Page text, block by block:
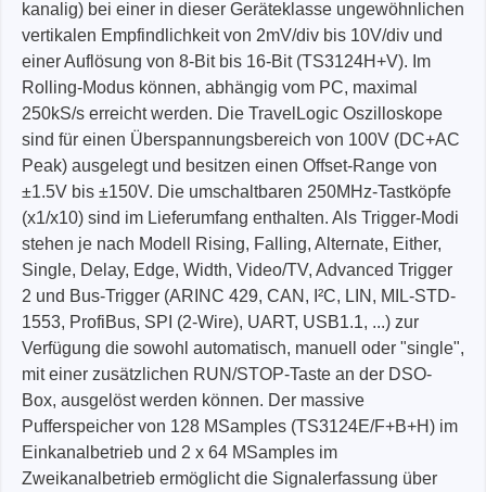
kanalig) bei einer in dieser Geräteklasse ungewöhnlichen
vertikalen Empfindlichkeit von 2mV/div bis 10V/div und
einer Auflösung von 8-Bit bis 16-Bit (TS3124H+V). Im
Rolling-Modus können, abhängig vom PC, maximal
250kS/s erreicht werden. Die TravelLogic Oszilloskope
sind für einen Überspannungsbereich von 100V (DC+AC
Peak) ausgelegt und besitzen einen Offset-Range von
±1.5V bis ±150V. Die umschaltbaren 250MHz-Tastköpfe
(x1/x10) sind im Lieferumfang enthalten. Als Trigger-Modi
stehen je nach Modell Rising, Falling, Alternate, Either,
Single, Delay, Edge, Width, Video/TV, Advanced Trigger
2 und Bus-Trigger (ARINC 429, CAN, I²C, LIN, MIL-STD-
1553, ProfiBus, SPI (2-Wire), UART, USB1.1, ...) zur
Verfügung die sowohl automatisch, manuell oder "single",
mit einer zusätzlichen RUN/STOP-Taste an der DSO-
Box, ausgelöst werden können. Der massive
Pufferspeicher von 128 MSamples (TS3124E/F+B+H) im
Einkanalbetrieb und 2 x 64 MSamples im
Zweikanalbetrieb ermöglicht die Signalerfassung über